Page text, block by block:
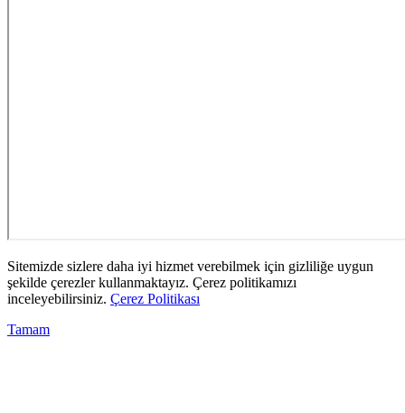
Sitemizde sizlere daha iyi hizmet verebilmek için gizliliğe uygun
şekilde çerezler kullanmaktayız. Çerez politikamızı
inceleyebilirsiniz. Çerez Politikası
Tamam